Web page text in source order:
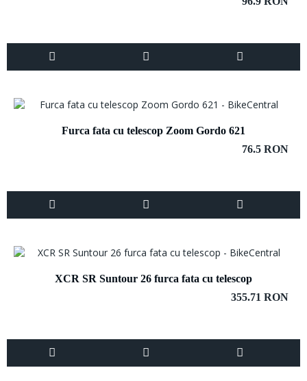
Furca fata cu telescop Zoom Gordo 621
76.5 RON
XCR SR Suntour 26 furca fata cu telescop
355.71 RON